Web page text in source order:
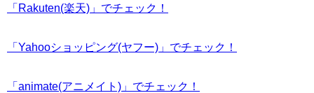
「Rakuten(楽天)」でチェック！
「Yahooショッピング(ヤフー)」でチェック！
「animate(アニメイト)」でチェック！